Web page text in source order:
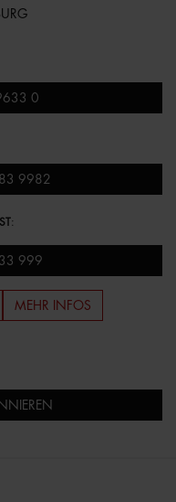
0
9982
:
999
MEHR INFOS